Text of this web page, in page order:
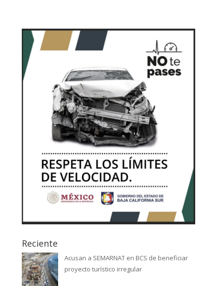
Reciente
Acusan a SEMARNAT en BCS de beneficiar
proyecto turístico irregular